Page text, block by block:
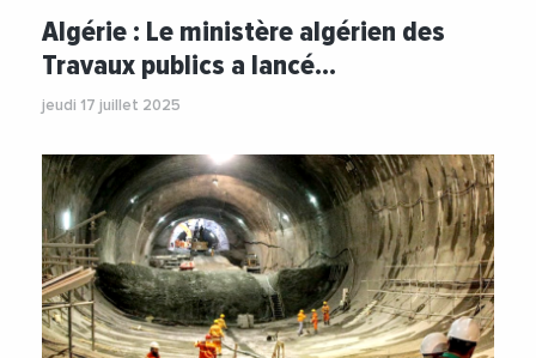
Algérie : Le ministère algérien des
Travaux publics a lancé…
jeudi 17 juillet 2025